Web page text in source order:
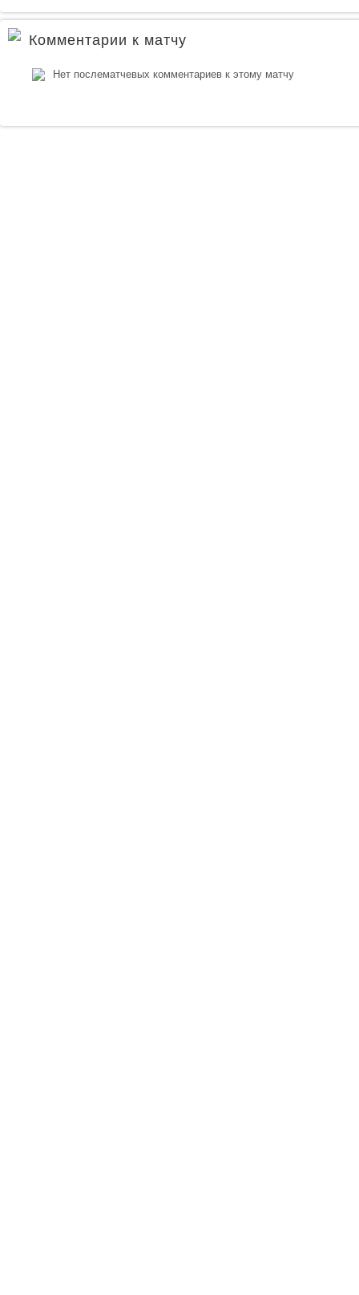
Комментарии к матчу
Нет послематчевых комментариев к этому матчу